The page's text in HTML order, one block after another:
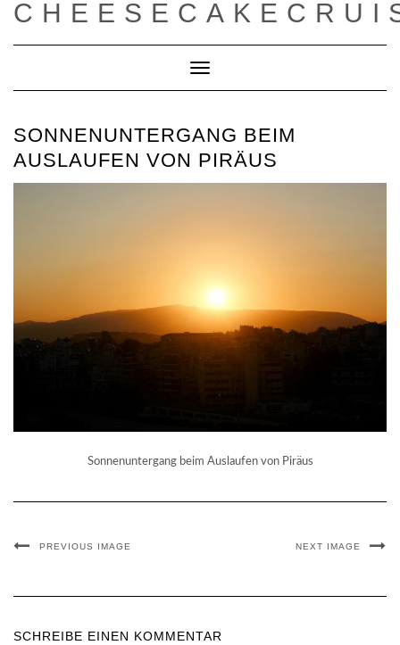
Toggle
SONNENUNTERGANG BEIM
AUSLAUFEN VON PIRÄUS
Sonnenuntergang beim Auslaufen von Piräus
PREVIOUS IMAGE NEXT IMAGE
SCHREIBE EINEN KOMMENTAR